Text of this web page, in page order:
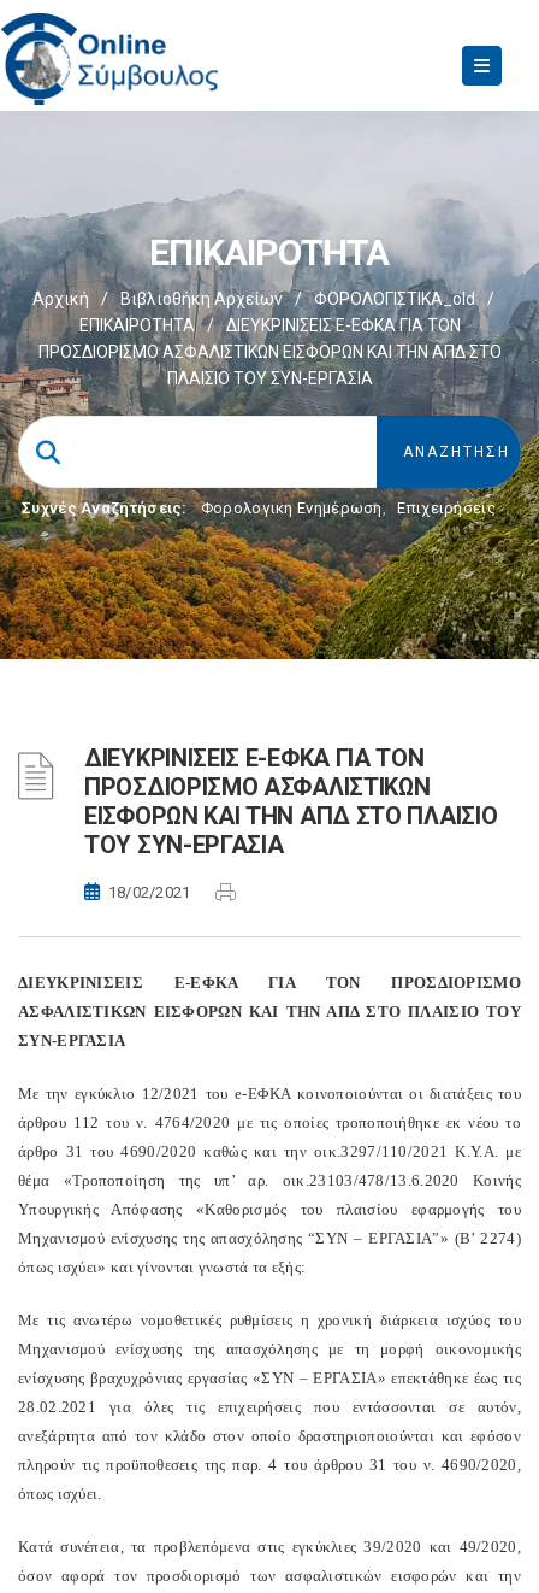
ΕΠΙΚΑΙΡΟΤΗΤΑ
Αρχική / Βιβλιοθήκη Αρχείων / ΦΟΡΟΛΟΓΙΣΤΙΚΑ_old
/
ΕΠΙΚΑΙΡΟΤΗΤΑ
/
ΔΙΕΥΚΡΙΝΙΣΕΙΣ E-ΕΦΚΑ ΓΙΑ ΤΟΝ
ΠΡΟΣΔΙΟΡΙΣΜΟ ΑΣΦΑΛΙΣΤΙΚΩΝ ΕΙΣΦΟΡΩΝ ΚΑΙ ΤΗΝ ΑΠΔ ΣΤΟ
ΠΛΑΙΣΙΟ ΤΟΥ ΣΥΝ-ΕΡΓΑΣΙΑ
Συχνές Αναζητήσεις: Φορολογικη Ενημέρωση, Επιχειρήσεις
ΔΙΕΥΚΡΙΝΙΣΕΙΣ E-ΕΦΚΑ ΓΙΑ ΤΟΝ
ΠΡΟΣΔΙΟΡΙΣΜΟ ΑΣΦΑΛΙΣΤΙΚΩΝ
ΕΙΣΦΟΡΩΝ ΚΑΙ ΤΗΝ ΑΠΔ ΣΤΟ ΠΛΑΙΣΙΟ
ΤΟΥ ΣΥΝ-ΕΡΓΑΣΙΑ
18/02/2021
ΔΙΕΥΚΡΙΝΙΣΕΙΣ E-ΕΦΚΑ ΓΙΑ ΤΟΝ ΠΡΟΣΔΙΟΡΙΣΜΟ
ΑΣΦΑΛΙΣΤΙΚΩΝ ΕΙΣΦΟΡΩΝ ΚΑΙ ΤΗΝ ΑΠΔ ΣΤΟ ΠΛΑΙΣΙΟ ΤΟΥ
ΣΥΝ-ΕΡΓΑΣΙΑ
Με την εγκύκλιο 12/2021 του e-ΕΦΚΑ κοινοποιούνται οι διατάξεις του
άρθρου 112 του ν. 4764/2020 με τις οποίες τροποποιήθηκε εκ νέου το
άρθρο 31 του 4690/2020 καθώς και την οικ.3297/110/2021 Κ.Υ.Α. με
θέμα «Τροποποίηση της υπ’ αρ. οικ.23103/478/13.6.2020 Κοινής
Υπουργικής Απόφασης «Καθορισμός του πλαισίου εφαρμογής του
Μηχανισμού ενίσχυσης της απασχόλησης “ΣΥΝ – ΕΡΓΑΣΙΑ”» (Β’ 2274)
όπως ισχύει» και γίνονται γνωστά τα εξής:
Με τις ανωτέρω νομοθετικές ρυθμίσεις η χρονική διάρκεια ισχύος του
Μηχανισμού ενίσχυσης της απασχόλησης με τη μορφή οικονομικής
ενίσχυσης βραχυχρόνιας εργασίας «ΣΥΝ – ΕΡΓΑΣΙΑ» επεκτάθηκε έως τις
28.02.2021 για όλες τις επιχειρήσεις που εντάσσονται σε αυτόν,
ανεξάρτητα από τον κλάδο στον οποίο δραστηριοποιούνται και εφόσον
πληρούν τις προϋποθεσεις της παρ. 4 του άρθρου 31 του ν. 4690/2020,
όπως ισχύει.
Κατά συνέπεια, τα προβλεπόμενα στις εγκύκλιες 39/2020 και 49/2020,
όσον αφορά τον προσδιορισμό των ασφαλιστικών εισφορών και την